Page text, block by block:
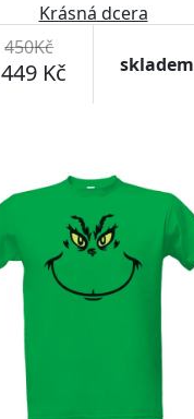
Krásná dcera
450Kč
449 Kč skladem